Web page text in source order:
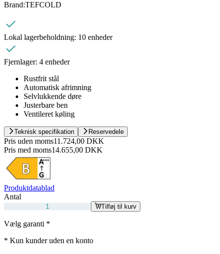
Brand:TEFCOLD
Lokal lagerbeholdning: 10 enheder
Fjernlager: 4 enheder
Rustfrit stål
Automatisk afrimning
Selvlukkende døre
Justerbare ben
Ventileret køling
Teknisk specifikation Reservedele
Pris uden moms11.724,00 DKK
Pris med moms14.655,00 DKK
Produktdatablad
Antal
Tilføj til kurv
Vælg garanti *
* Kun kunder uden en konto